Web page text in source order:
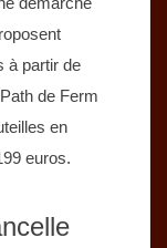
à partir de
de Ferm
en
euros.